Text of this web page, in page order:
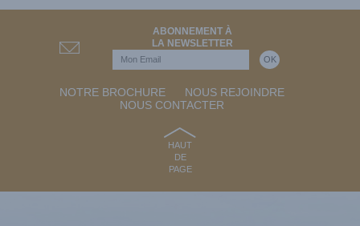
ABONNEMENT À
LA NEWSLETTER
NOTRE BROCHURE
NOUS REJOINDRE
NOUS CONTACTER
HAUT
DE
PAGE